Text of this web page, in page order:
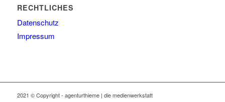
RECHTLICHES
Datenschutz
Impressum
2021 © Copyright - agenturthieme | die medienwerkstatt